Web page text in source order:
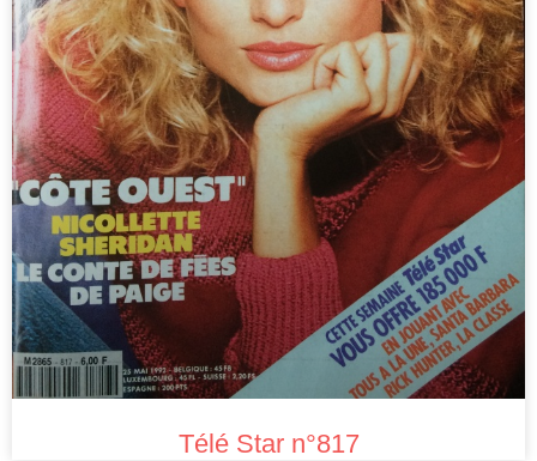
Télé Star n°817